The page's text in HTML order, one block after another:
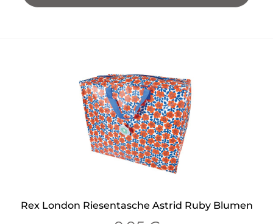
Rex London Riesentasche Astrid Ruby Blumen